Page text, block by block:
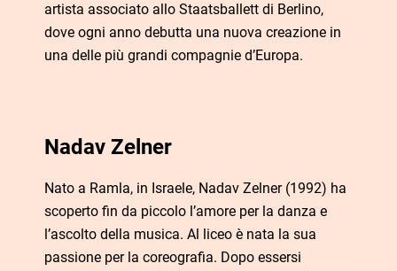
artista associato allo Staatsballett di Berlino,
dove ogni anno debutta una nuova creazione in
una delle più grandi compagnie d’Europa.
Nadav Zelner
Nato a Ramla, in Israele, Nadav Zelner (1992) ha
scoperto fin da piccolo l’amore per la danza e
l’ascolto della musica. Al liceo è nata la sua
passione per la coreografia. Dopo essersi